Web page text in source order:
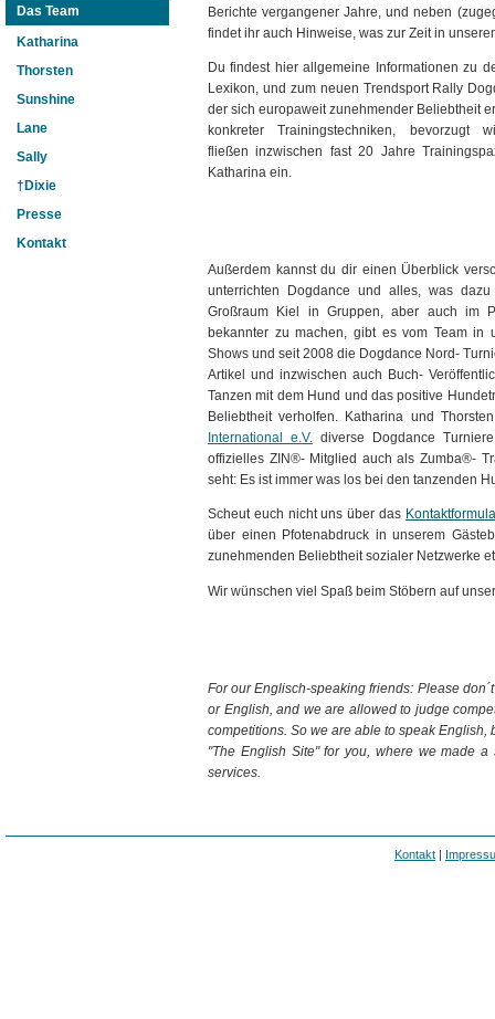
Das Team
Katharina
Thorsten
Sunshine
Lane
Sally
†Dixie
Presse
Kontakt
Berichte vergangener Jahre, und neben
findet ihr auch Hinweise, was zur Zeit in
Du findest hier allgemeine Informationen zu
Lexikon, und zum neuen Trendsport Rally
der sich europaweit zunehmender Beliebtheit
konkreter Trainingstechniken,
fließen inzwischen fast 20 Jahre
Katharina ein.
Außerdem kannst du dir einen Überblick
unterrichten Dogdance und alles, was
Großraum Kiel in Gruppen, aber auch im
bekannter zu machen, gibt es vom Team in
Shows und seit 2008 die Dogdance Nord-
Artikel und inzwischen auch Buch-
Tanzen mit dem Hund und das positive
Beliebtheit verholfen. Katharina und
International e.V.diverse Dogdance
offizielles ZIN®- Mitglied auch als Zumba®-
seht: Es ist immer was los bei den tanzenden
Scheut euch nicht uns über das
über einen Pfotenabdruck in unserem
zunehmenden Beliebtheit sozialer Netzwerke
Wir wünschen viel Spaß beim Stöbern auf
For our Englisch-speaking friends: Please
or English, and we are allowed to judge
competitions. So we are able to speak English,
"The English Site" for you, where we made
services.
Kontakt |